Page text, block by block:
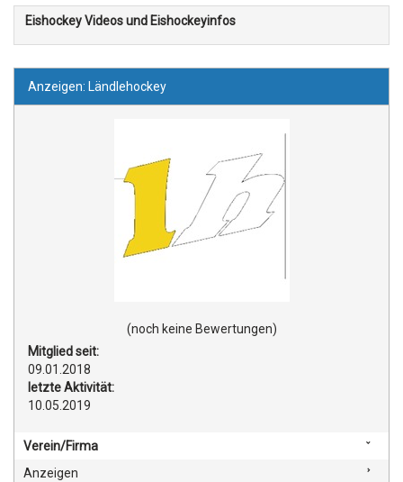
Eishockey Videos und Eishockeyinfos
Anzeigen: Ländlehockey
(noch keine Bewertungen)
Mitglied seit:
09.01.2018
letzte Aktivität:
10.05.2019
Verein/Firma
Anzeigen